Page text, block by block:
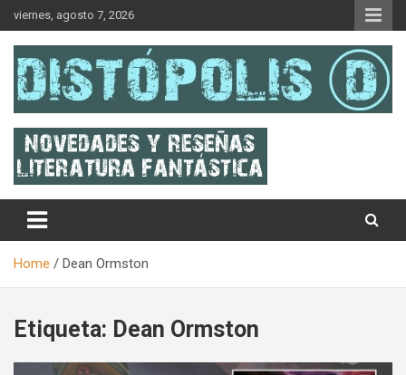
Skip
to
content
viernes, agosto 7, 2026
Distópolis
Home Dean Ormston
Etiqueta: Dean Ormston